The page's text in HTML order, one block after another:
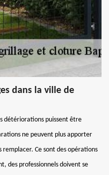
dans la ville de
détériorations puissent être
ne peuvent plus apporter
remplacer. Ce sont des opérations
des professionnels doivent se